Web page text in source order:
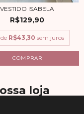
VESTIDO ISABELA
R$129,90
R$43,30 sem juros
COMPRAR
loja